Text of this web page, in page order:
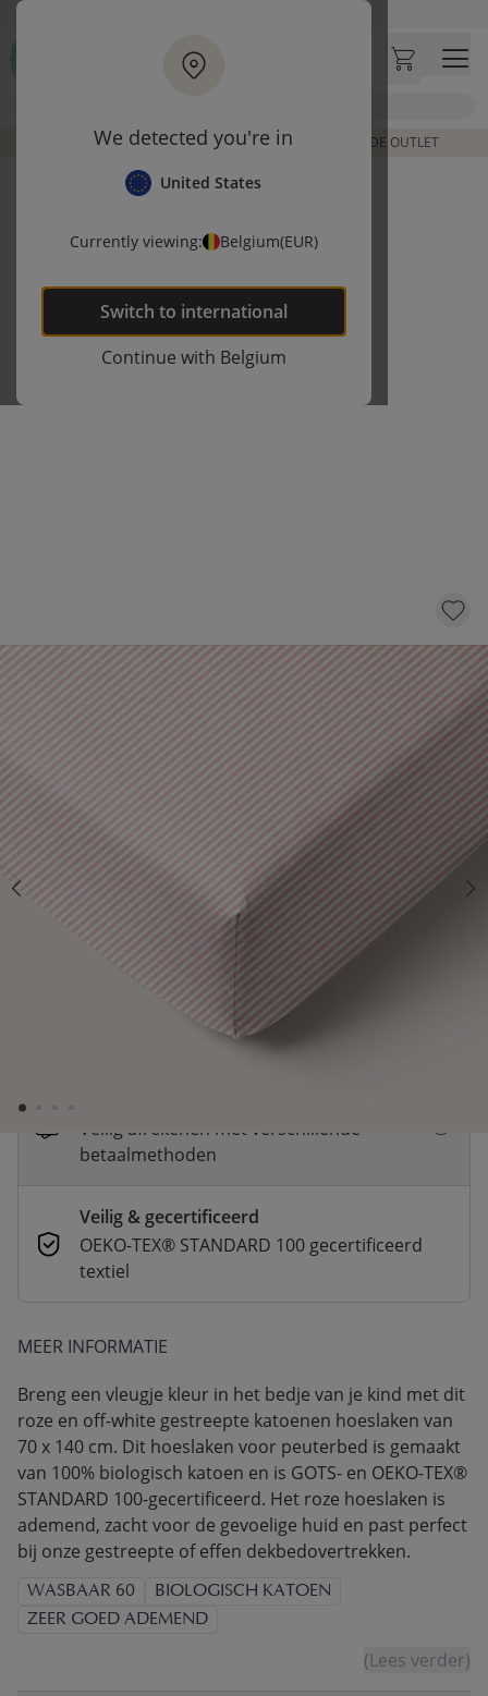
We detected you're in
United States
Currently viewing: Belgium(EUR)
Switch to international
Continue with Belgium
Ga naar hoofdinhoud
Klantbeoordelingen
DE LAATSTE ITEMS UIT VORIGE COLLECTIES | SHOP DE OUTLET
PEUTER HOESLAKEN 70 X 140 CM «STRIPED»
| OFF WHITE EN ROZE
17,95
Aantal KLIK EN BESTEL
Op voorraad
Snelle levering
Voor 23:00 besteld, dezelfde dag
Veilig afrekenen met verschillende
betaalmethoden
Veilig & gecertificeerd
OEKO-TEX® STANDARD 100 gecertificeerd
textiel
MEER INFORMATIE
Breng een vleugje kleur in het bedje van je kind met dit
roze en off-white gestreepte katoenen hoeslaken van
70 x 140 cm. Dit hoeslaken voor peuterbed is gemaakt
van 100% biologisch katoen en is GOTS- en OEKO-TEX®
STANDARD 100-gecertificeerd. Het roze hoeslaken is
ademend, zacht voor de gevoelige huid en past perfect
bij onze gestreepte of effen dekbedovertrekken.
WASBAAR 60
BIOLOGISCH KATOEN
ZEER GOED ADEMEND
(Lees verder)